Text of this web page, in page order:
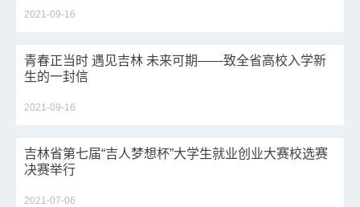
2021-09-16
青春正当时 遇见吉林 未来可期——致全省高校入学新
生的一封信
2021-09-16
吉林省第七届“吉人梦想杯”大学生就业创业大赛校选赛
决赛举行
2021-07-06